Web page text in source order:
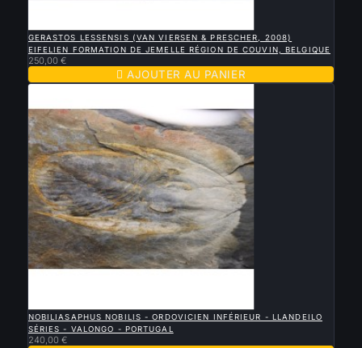
GERASTOS LESSENSIS (VAN VIERSEN & PRESCHER, 2008)
EIFELIEN FORMATION DE JEMELLE RÉGION DE COUVIN, BELGIQUE
250,00 €
 AJOUTER AU PANIER
NOBILIASAPHUS NOBILIS - ORDOVICIEN INFÉRIEUR - LLANDEILO
SÉRIES - VALONGO - PORTUGAL
240,00 €